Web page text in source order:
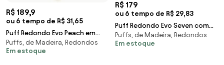
R$ 189,9
ou 6 tempo de R$ 31,65
Puff Redondo Evo Peach em
Veludo com Pés Escandinavo -
Caqui - Pequeno 35cm
Puffs, de Madeira, Redondos
Em estoque
R$ 179
ou 6 tempo de R$ 29,83
Puff Redondo Evo Seven com
Pés Escandinavo - Linhas Verde
Puffs, de Madeira, Redondos
Em estoque